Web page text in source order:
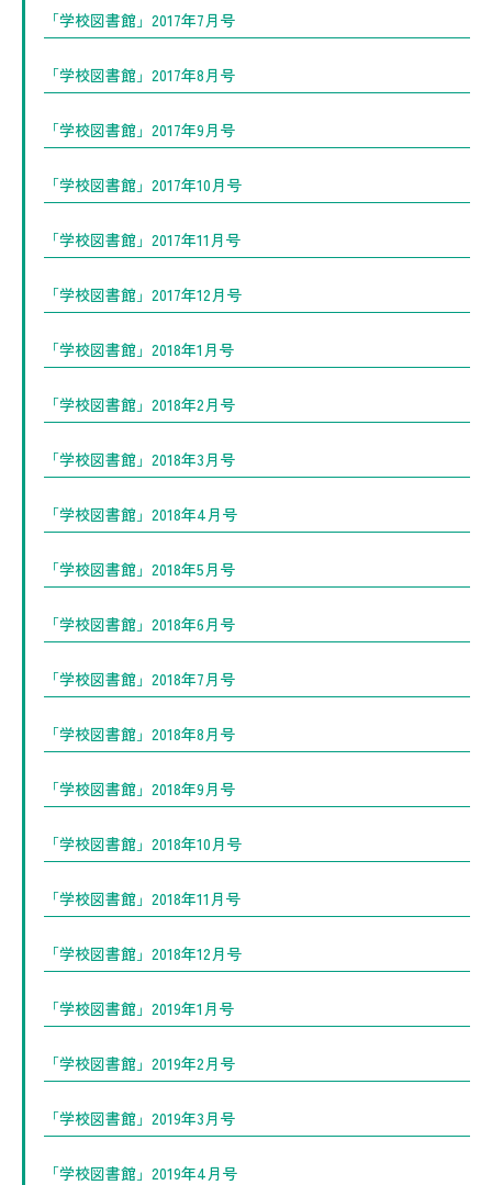
「学校図書館」2017年7月号
「学校図書館」2017年8月号
「学校図書館」2017年9月号
「学校図書館」2017年10月号
「学校図書館」2017年11月号
「学校図書館」2017年12月号
「学校図書館」2018年1月号
「学校図書館」2018年2月号
「学校図書館」2018年3月号
「学校図書館」2018年4月号
「学校図書館」2018年5月号
「学校図書館」2018年6月号
「学校図書館」2018年7月号
「学校図書館」2018年8月号
「学校図書館」2018年9月号
「学校図書館」2018年10月号
「学校図書館」2018年11月号
「学校図書館」2018年12月号
「学校図書館」2019年1月号
「学校図書館」2019年2月号
「学校図書館」2019年3月号
「学校図書館」2019年4月号